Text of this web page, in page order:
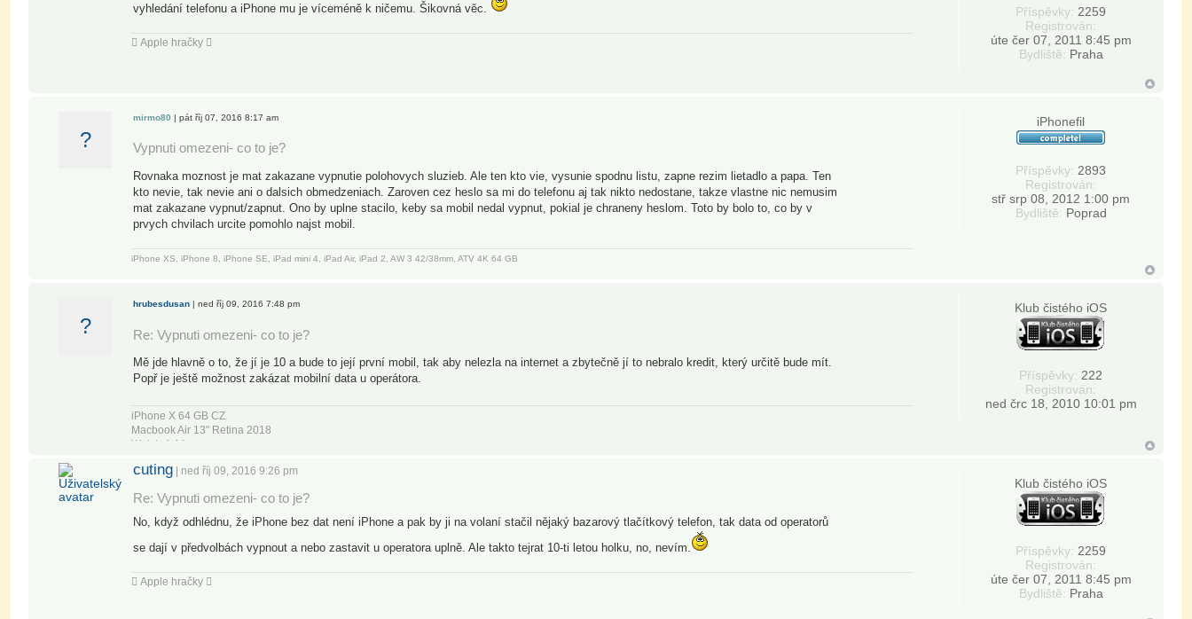
vyhledání telefonu a iPhone mu je víceméně k ničemu. Šikovná věc.
 Apple hračky 
Příspěvky: 2259
Registrován:
úte čer 07, 2011 8:45 pm
Bydliště: Praha
?
mirmo80 | pát říj 07, 2016 8:17 am
Vypnuti omezeni- co to je?
Rovnaka moznost je mat zakazane vypnutie polohovych sluzieb. Ale ten kto vie, vysunie spodnu listu, zapne rezim lietadlo a papa. Ten
kto nevie, tak nevie ani o dalsich obmedzeniach. Zaroven cez heslo sa mi do telefonu aj tak nikto nedostane, takze vlastne nic nemusim
mat zakazane vypnut/zapnut. Ono by uplne stacilo, keby sa mobil nedal vypnut, pokial je chraneny heslom. Toto by bolo to, co by v
prvych chvilach urcite pomohlo najst mobil.
iPhone XS, iPhone 8, iPhone SE, iPad mini 4, iPad Air, iPad 2, AW 3 42/38mm, ATV 4K 64 GB
iPhonefil
Příspěvky: 2893
Registrován:
stř srp 08, 2012 1:00 pm
Bydliště: Poprad
?
hrubesdusan | ned říj 09, 2016 7:48 pm
Re: Vypnuti omezeni- co to je?
Mě jde hlavně o to, že jí je 10 a bude to její první mobil, tak aby nelezla na internet a zbytečně jí to nebralo kredit, který určitě bude mít.
Popř je ještě možnost zakázat mobilní data u operátora.
iPhone X 64 GB CZ
Macbook Air 13" Retina 2018
Watch 4 44mm
Klub čistého iOS
Příspěvky: 222
Registrován:
ned črc 18, 2010 10:01 pm
cuting | ned říj 09, 2016 9:26 pm
Re: Vypnuti omezeni- co to je?
No, když odhlédnu, že iPhone bez dat není iPhone a pak by ji na volaní stačil nějaký bazarový tlačítkový telefon, tak data od operatorů
se dají v předvolbách vypnout a nebo zastavit u operatora uplně. Ale takto tejrat 10-ti letou holku, no, nevím.
 Apple hračky 
Klub čistého iOS
Příspěvky: 2259
Registrován:
úte čer 07, 2011 8:45 pm
Bydliště: Praha